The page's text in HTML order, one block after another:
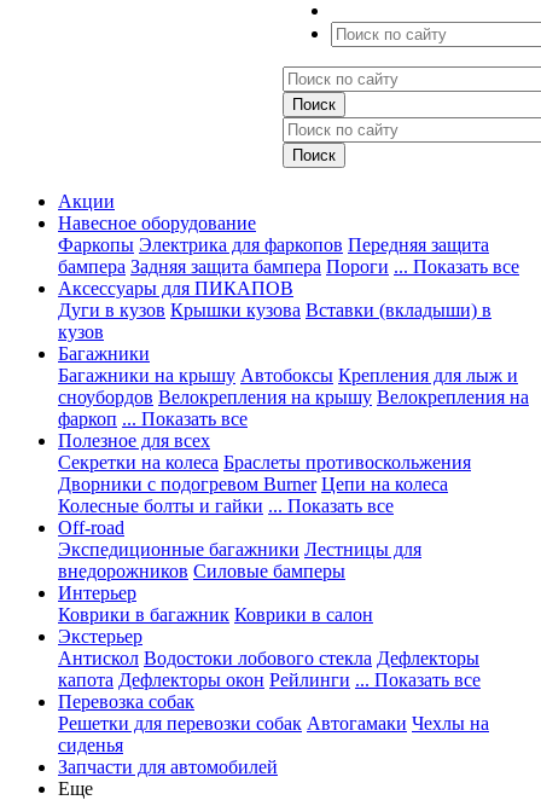
Акции
Навесное оборудование
Фаркопы Электрика для фаркопов Передняя защита
бампера Задняя защита бампера Пороги ... Показать все
Аксессуары для ПИКАПОВ
Дуги в кузов Крышки кузова Вставки (вкладыши) в
кузов
Багажники
Багажники на крышу Автобоксы Крепления для лыж и
сноубордов Велокрепления на крышу Велокрепления на
фаркоп ... Показать все
Полезное для всех
Секретки на колеса Браслеты противоскольжения
Дворники с подогревом Burner Цепи на колеса
Колесные болты и гайки ... Показать все
Off-road
Экспедиционные багажники Лестницы для
внедорожников Силовые бамперы
Интерьер
Коврики в багажник Коврики в салон
Экстерьер
Антискол Водостоки лобового стекла Дефлекторы
капота Дефлекторы окон Рейлинги ... Показать все
Перевозка собак
Решетки для перевозки собак Автогамаки Чехлы на
сиденья
Запчасти для автомобилей
Еще